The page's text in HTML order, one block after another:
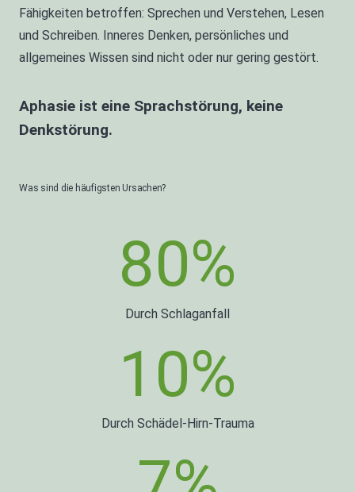
Fähigkeiten betroffen: Sprechen und Verstehen, Lesen
und Schreiben. Inneres Denken, persönliches und
allgemeines Wissen sind nicht oder nur gering gestört.
Aphasie ist eine Sprachstörung, keine
Denkstörung.
Was sind die häufigsten Ursachen?
80%
Durch Schlaganfall
10%
Durch Schädel-Hirn-Trauma